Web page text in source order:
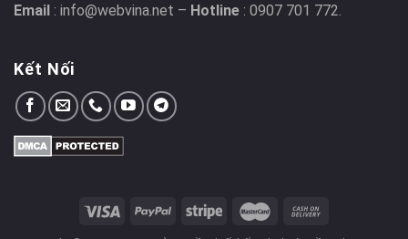
Email : info@webvina.net – Hotline : 0907 701 772.
Kết Nối